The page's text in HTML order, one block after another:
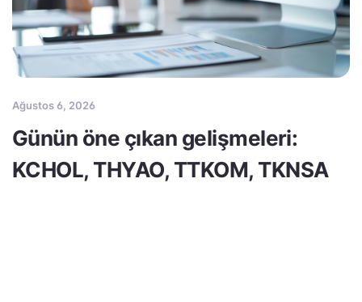
Ağustos 6, 2026
Günün öne çıkan gelişmeleri:
KCHOL, THYAO, TTKOM, TKNSA